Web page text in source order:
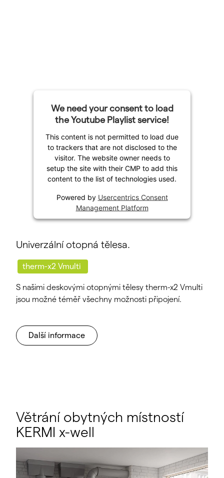
Univerzální otopná tělesa.
therm-x2 Vmulti
S našimi deskovými otopnými tělesy therm-x2 Vmulti
jsou možné téměř všechny možnosti připojení.
Další informace
We need your consent to load
the Youtube Playlist service!
This content is not permitted to load due
to trackers that are not disclosed to the
visitor. The website owner needs to
setup the site with their CMP to add this
content to the list of technologies used.
Powered by Usercentrics Consent
Management Platform
Větrání obytných místností
KERMI x-well